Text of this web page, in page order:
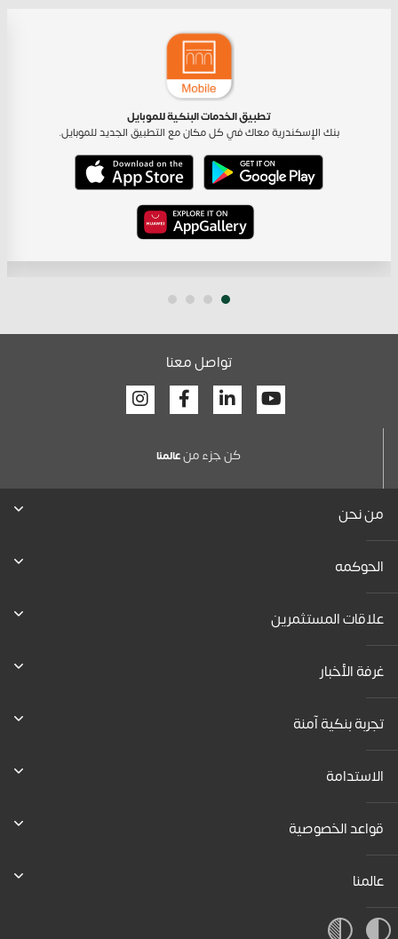
تطبيق الخدمات البنكية للموبايل
بنك الإسكندرية معاك في كل مكان مع التطبيق الجديد للموبايل.
تواصل معنا
Youtube
Linkedin
Facebook
كن جزء منعالمنا
من نحن
الحوكمه
علاقات المستثمرين
غرفة الأخبار
تجربة بنكية آمنة
الاستدامة
قواعد الخصوصية
عالمنا